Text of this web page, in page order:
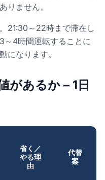
りません。
21:30～22時まで滞在し
～4時間運転することに
になります。
があるか – 1日
省く／
やる理
由
代替
案